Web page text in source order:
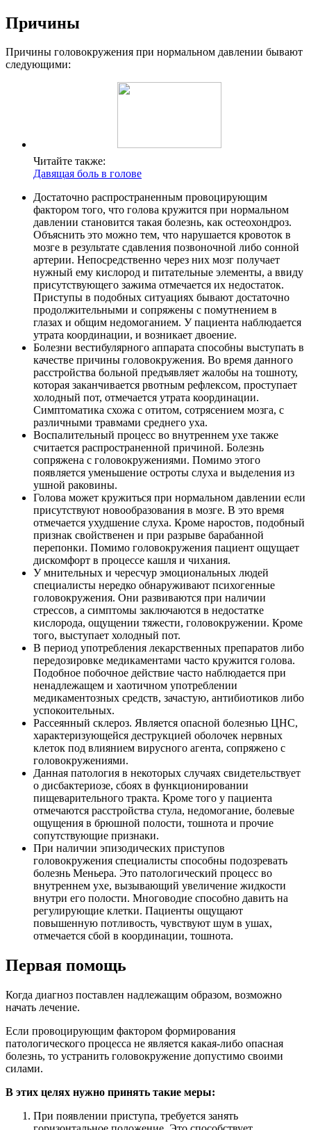
Причины
Причины головокружения при нормальном давлении бывают
следующими:
Читайте также:
Давящая боль в голове
Достаточно распространенным провоцирующим
фактором того, что голова кружится при нормальном
давлении становится такая болезнь, как остеохондроз.
Объяснить это можно тем, что нарушается кровоток в
мозге в результате сдавления позвоночной либо сонной
артерии. Непосредственно через них мозг получает
нужный ему кислород и питательные элементы, а ввиду
присутствующего зажима отмечается их недостаток.
Приступы в подобных ситуациях бывают достаточно
продолжительными и сопряжены с помутнением в
глазах и общим недомоганием. У пациента наблюдается
утрата координации, и возникает двоение.
Болезни вестибулярного аппарата способны выступать в
качестве причины головокружения. Во время данного
расстройства больной предъявляет жалобы на тошноту,
которая заканчивается рвотным рефлексом, проступает
холодный пот, отмечается утрата координации.
Симптоматика схожа с отитом, сотрясением мозга, с
различными травмами среднего уха.
Воспалительный процесс во внутреннем ухе также
считается распространенной причиной. Болезнь
сопряжена с головокружениями. Помимо этого
появляется уменьшение остроты слуха и выделения из
ушной раковины.
Голова может кружиться при нормальном давлении если
присутствуют новообразования в мозге. В это время
отмечается ухудшение слуха. Кроме наростов, подобный
признак свойственен и при разрыве барабанной
перепонки. Помимо головокружения пациент ощущает
дискомфорт в процессе кашля и чихания.
У мнительных и чересчур эмоциональных людей
специалисты нередко обнаруживают психогенные
головокружения. Они развиваются при наличии
стрессов, а симптомы заключаются в недостатке
кислорода, ощущении тяжести, головокружении. Кроме
того, выступает холодный пот.
В период употребления лекарственных препаратов либо
передозировке медикаментами часто кружится голова.
Подобное побочное действие часто наблюдается при
ненадлежащем и хаотичном употреблении
медикаментозных средств, зачастую, антибиотиков либо
успокоительных.
Рассеянный склероз. Является опасной болезнью ЦНС,
характеризующейся деструкцией оболочек нервных
клеток под влиянием вирусного агента, сопряжено с
головокружениями.
Данная патология в некоторых случаях свидетельствует
о дисбактериозе, сбоях в функционировании
пищеварительного тракта. Кроме того у пациента
отмечаются расстройства стула, недомогание, болевые
ощущения в брюшной полости, тошнота и прочие
сопутствующие признаки.
При наличии эпизодических приступов
головокружения специалисты способны подозревать
болезнь Меньера. Это патологический процесс во
внутреннем ухе, вызывающий увеличение жидкости
внутри его полости. Многоводие способно давить на
регулирующие клетки. Пациенты ощущают
повышенную потливость, чувствуют шум в ушах,
отмечается сбой в координации, тошнота.
Первая помощь
Когда диагноз поставлен надлежащим образом, возможно
начать лечение.
Если провоцирующим фактором формирования
патологического процесса не является какая-либо опасная
болезнь, то устранить головокружение допустимо своими
силами.
В этих целях нужно принять такие меры:
При появлении приступа, требуется занять